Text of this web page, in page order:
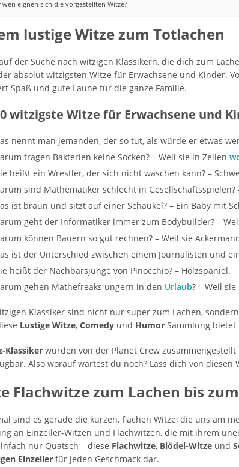
wen eignen sich die vorgestellten Witze?
lustige Witze zum Totlachen
der Suche nach witzigen Klassikern, die dich zum
absolut witzigsten Witze für Erwachsene und Kinder.
Spaß und gute Laune für die ganze Familie.
witzigste Witze für Erwachsene und
nennt man jemanden, der so tut, als würde er etwas
tragen Bakterien keine Socken? – Weil sie in Zellen
heißt ein Wrestler, der sich nicht waschen kann? –
sind Mathematiker schlecht in
ist braun und sitzt auf einer Schaukel? – Ein Baby mit
geht der Informatiker immer zum Bodybuilder? –
können Bauern so gut rechnen? – Weil sie
ist der Unterschied zwischen einem Journalisten und
heißt der Nachbarsjunge von Pinocchio? – Holzspaniel.
gehen Mathefreaks ungern in den Urlaub? – Weil
Klassiker sind nicht nur super zum Lachen,
Lustige Witze, Comedy und Humor Sammlung bietet
Klassiker wurden von der Planet Crew
Also worauf wartest du noch? Lass dich von
Flachwitze zum Lachen bis
sind es gerade die kurzen, flachen Witze, die uns am
an Einzeiler-Witzen und Flachwitzen, die mit ihrem
nur Quatsch – diese Flachwitze, Blödel-Witze und
Einzeiler für jeden Geschmack dar.